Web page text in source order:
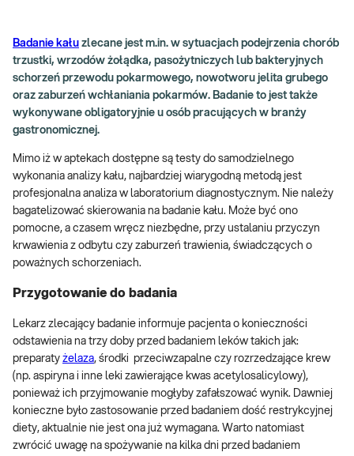
Badanie kału zlecane jest m.in. w sytuacjach podejrzenia chorób
trzustki, wrzodów żołądka, pasożytniczych lub bakteryjnych
schorzeń przewodu pokarmowego, nowotworu jelita grubego
oraz zaburzeń wchłaniania pokarmów. Badanie to jest także
wykonywane obligatoryjnie u osób pracujących w branży
gastronomicznej.
Mimo iż w aptekach dostępne są testy do samodzielnego
wykonania analizy kału, najbardziej wiarygodną metodą jest
profesjonalna analiza w laboratorium diagnostycznym. Nie należy
bagatelizować skierowania na badanie kału. Może być ono
pomocne, a czasem wręcz niezbędne, przy ustalaniu przyczyn
krwawienia z odbytu czy zaburzeń trawienia, świadczących o
poważnych schorzeniach.
Przygotowanie do badania
Lekarz zlecający badanie informuje pacjenta o konieczności
odstawienia na trzy doby przed badaniem leków takich jak:
preparaty żelaza, środki przeciwzapalne czy rozrzedzające krew
(np. aspiryna i inne leki zawierające kwas acetylosalicylowy),
ponieważ ich przyjmowanie mogłyby zafałszować wynik. Dawniej
konieczne było zastosowanie przed badaniem dość restrykcyjnej
diety, aktualnie nie jest ona już wymagana. Warto natomiast
zwrócić uwagę na spożywanie na kilka dni przed badaniem